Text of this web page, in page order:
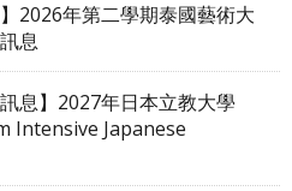
】2026年第二學期泰國藝術大
息
訊息】2027年日本立教大學
Intensive Japanese